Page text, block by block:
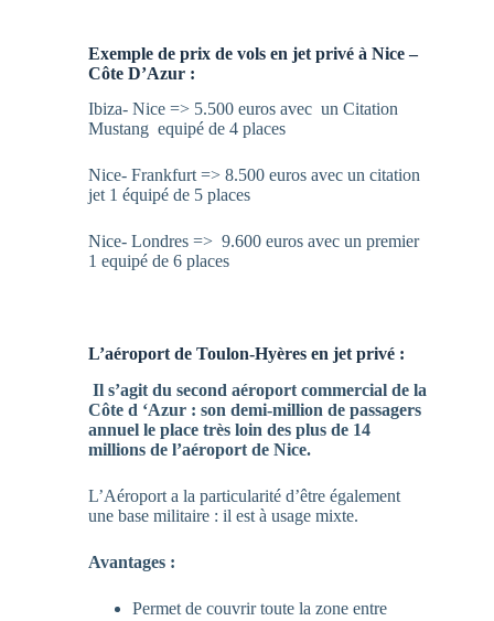
Exemple de prix de vols en jet privé à Nice –
Côte D’Azur :
Ibiza- Nice => 5.500 euros avec un Citation
Mustang equipé de 4 places
Nice- Frankfurt => 8.500 euros avec un citation
jet 1 équipé de 5 places
Nice- Londres => 9.600 euros avec un premier
1 equipé de 6 places
L’aéroport de Toulon-Hyères en jet privé :
Il s’agit du second aéroport commercial de la
Côte d ‘Azur : son demi-million de passagers
annuel le place très loin des plus de 14
millions de l’aéroport de Nice.
L’Aéroport a la particularité d’être également
une base militaire : il est à usage mixte.
Avantages :
Permet de couvrir toute la zone entre